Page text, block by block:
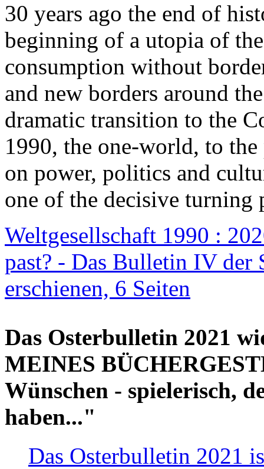
30 years ago the end of
beginning of a utopia of
consumption without
and new borders around
dramatic transition to the
1990, the one-world, to the
on power, politics and
one of the decisive turning
Weltgesellschaft 1990 :
past? - Das Bulletin IV der
erschienen, 6 Seiten
Das Osterbulletin 2021
MEINES
Wünschen - spielerisch,
haben..."
Das Osterbulletin 2021